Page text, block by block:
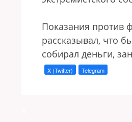
Показания против
рассказывал, что
собирал деньги,
X (Twitter) Telegram